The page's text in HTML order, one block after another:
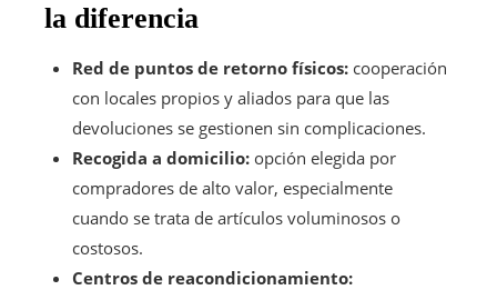
la diferencia
Red de puntos de retorno físicos: cooperación
con locales propios y aliados para que las
devoluciones se gestionen sin complicaciones.
Recogida a domicilio: opción elegida por
compradores de alto valor, especialmente
cuando se trata de artículos voluminosos o
costosos.
Centros de reacondicionamiento: